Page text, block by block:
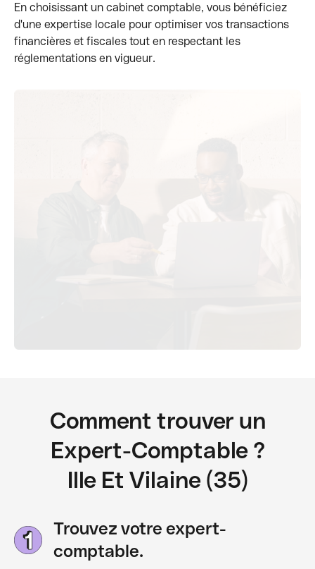
En choisissant un cabinet comptable, vous bénéficiez
d'une expertise locale pour optimiser vos transactions
financières et fiscales tout en respectant les
réglementations en vigueur.
Comment trouver un
Expert-Comptable ?
Ille Et Vilaine (35)
Trouvez votre expert-
comptable.